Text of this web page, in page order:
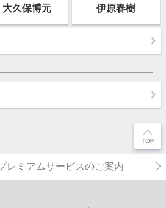
大久保博元 伊原春樹
レミアムサービスのご案内